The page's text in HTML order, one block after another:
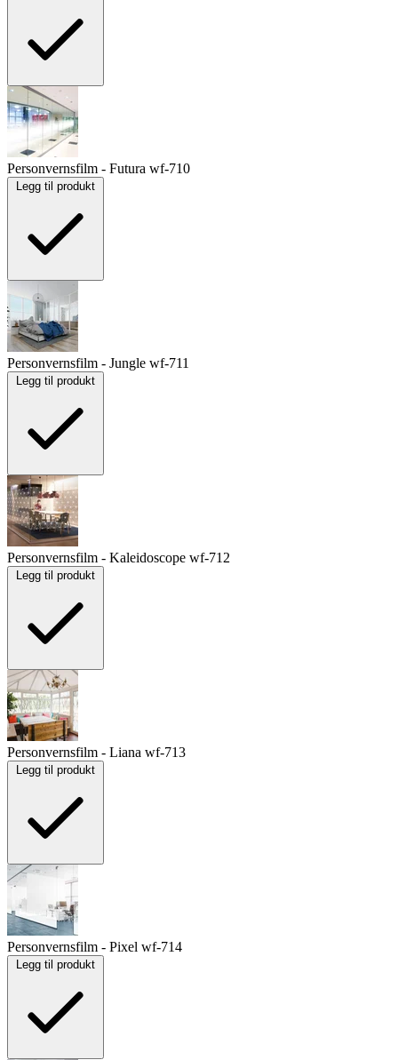
Personvernsfilm - Futura wf-710
Legg til produkt
Personvernsfilm - Jungle wf-711
Legg til produkt
Personvernsfilm - Kaleidoscope wf-712
Legg til produkt
Personvernsfilm - Liana wf-713
Legg til produkt
Personvernsfilm - Pixel wf-714
Legg til produkt